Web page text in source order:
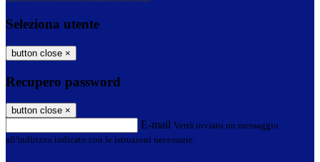
Seleziona utente
button close ×
Recupero password
button close ×
E-mail Verrà inviato un messaggio
all'indirizzo indicato con le istruzioni necessarie.